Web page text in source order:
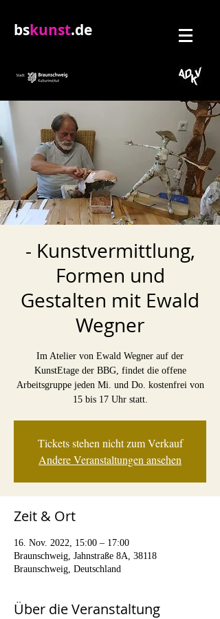
bskunst.de
- Kunstvermittlung,
Formen und
Gestalten mit Ewald
Wegner
Im Atelier von Ewald Wegner auf der
KunstEtage der BBG, findet die offene
Arbeitsgruppe jeden Mi. und Do. kostenfrei von
15 bis 17 Uhr statt.
Tickets stehen nicht zum Verkauf
Andere Veranstaltungen ansehen
Zeit & Ort
16. Nov. 2022, 15:00 – 17:00
Braunschweig, Jahnstraße 8A, 38118
Braunschweig, Deutschland
Über die Veranstaltung